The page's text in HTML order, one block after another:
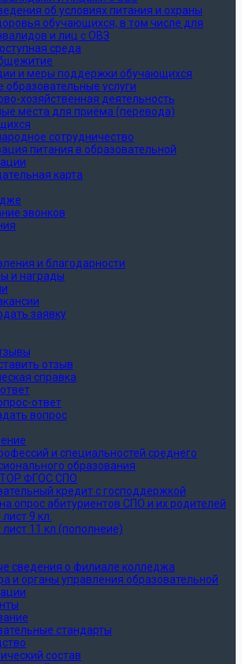
об условиях питания и охраны
обучающихся, в том числе для
и лиц с ОВЗ
среда
и меры поддержки обучающихся
образовательные услуги
хозяйственная деятельность
места для приёма (перевода)
сотрудничество
питания в образовательной
карта
звонков
и благодарности
и награды
заявку
отзыв
справка
ответ
вопрос
и специальностей среднего
образования
ФГОС СПО
кредит с господдержкой
опрос абитуриентов СПО и их родителей
9 кл.
лист 11 кл (пополнеие)
сведения о филиале колледжа
и органы управления образовательной
стандарты
состав